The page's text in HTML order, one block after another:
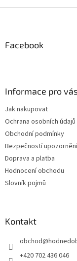
Facebook
Informace pro
Jak nakupovat
Ochrana osobních údajů
Obchodní podmínky
Bezpečností
Doprava a platba
Hodnocení obchodu
Slovník pojmů
Kontakt
obchod@
+420 702 436 046